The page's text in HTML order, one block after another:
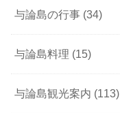
与論島の行事 (34)
与論島料理 (15)
与論島観光案内 (113)